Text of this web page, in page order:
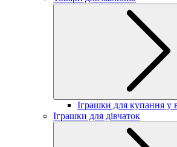
Іграшки для купання у
Іграшки для дівчаток